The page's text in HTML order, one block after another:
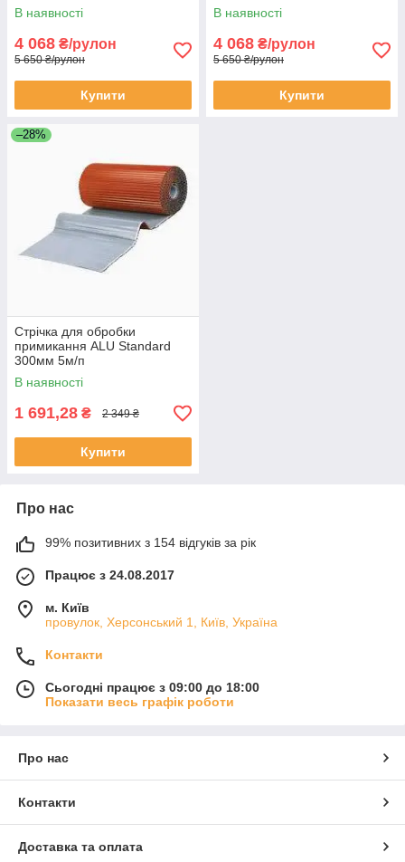
В наявності
4 068 ₴/рулон
5 650 ₴/рулон
Купити
В наявності
4 068 ₴/рулон
5 650 ₴/рулон
Купити
–28%
Стрічка для обробки
примикання ALU Standard
300мм 5м/п
В наявності
1 691,28 ₴ 2 349 ₴
Купити
Про нас
99% позитивних з 154 відгуків за рік
Працює з 24.08.2017
м. Київ
провулок, Херсонський 1, Київ, Україна
Контакти
Сьогодні працює з 09:00 до 18:00
Показати весь графік роботи
Про нас
Контакти
Доставка та оплата